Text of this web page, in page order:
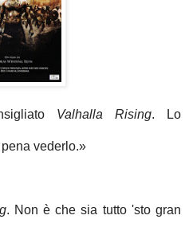
Valhalla Rising. Lo
vederlo.»
. Non è che sia tutto 'sto gran